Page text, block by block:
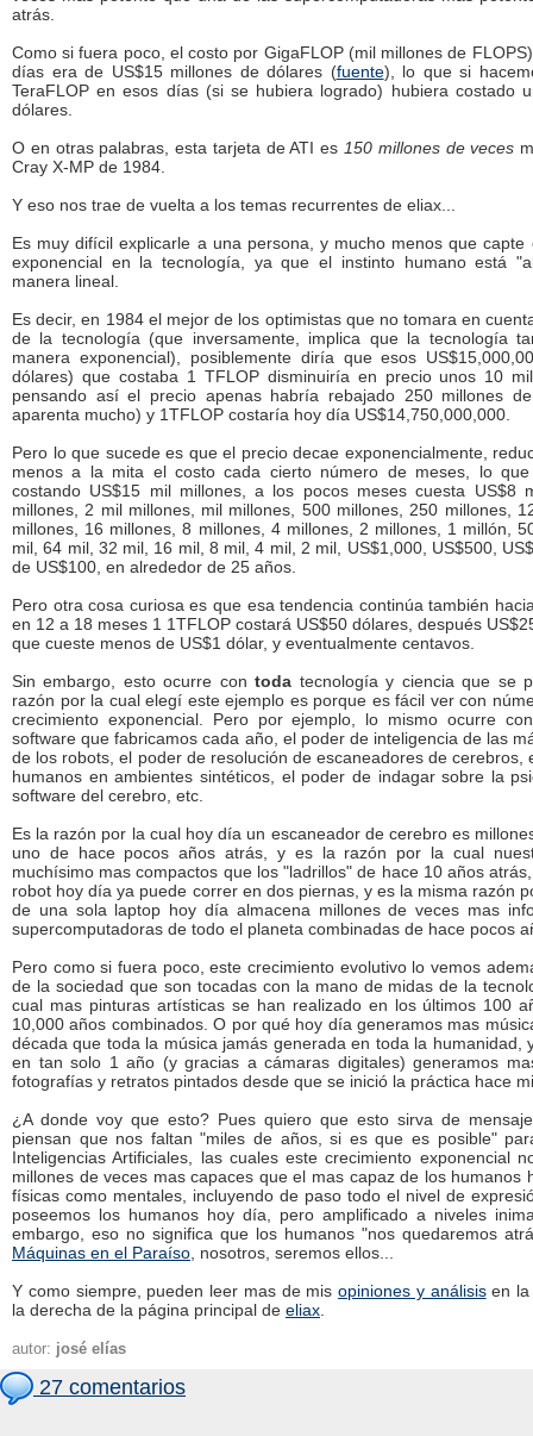
atrás.
Como si fuera poco, el costo por GigaFLOP (mil millones de
días era de US$15 millones de dólares (fuente), lo que si
TeraFLOP en esos días (si se hubiera logrado) hubiera costado
dólares.
O en otras palabras, esta tarjeta de ATI es 150 millones de veces
Cray X-MP de 1984.
Y eso nos trae de vuelta a los temas recurrentes de eliax...
Es muy difícil explicarle a una persona, y mucho menos que capte
exponencial en la tecnología, ya que el instinto humano está
manera lineal.
Es decir, en 1984 el mejor de los optimistas que no tomara en
de la tecnología (que inversamente, implica que la tecnología
manera exponencial), posiblemente diría que esos
dólares) que costaba 1 TFLOP disminuiría en precio unos 10
pensando así el precio apenas habría rebajado 250 millones
aparenta mucho) y 1TFLOP costaría hoy día US$14,750,000,000.
Pero lo que sucede es que el precio decae exponencialmente,
menos a la mita el costo cada cierto número de meses, lo
costando US$15 mil millones, a los pocos meses cuesta US$8
millones, 2 mil millones, mil millones, 500 millones, 250 millones,
millones, 16 millones, 8 millones, 4 millones, 2 millones, 1 millón,
mil, 64 mil, 32 mil, 16 mil, 8 mil, 4 mil, 2 mil, US$1,000, US$500,
de US$100, en alrededor de 25 años.
Pero otra cosa curiosa es que esa tendencia continúa también
en 12 a 18 meses 1 1TFLOP costará US$50 dólares, después
que cueste menos de US$1 dólar, y eventualmente centavos.
Sin embargo, esto ocurre contoda tecnología y ciencia que se
razón por la cual elegí este ejemplo es porque es fácil ver con
crecimiento exponencial. Pero por ejemplo, lo mismo ocurre
software que fabricamos cada año, el poder de inteligencia de las
de los robots, el poder de resolución de escaneadores de cerebros,
humanos en ambientes sintéticos, el poder de indagar sobre la
software del cerebro, etc.
Es la razón por la cual hoy día un escaneador de cerebro es
uno de hace pocos años atrás, y es la razón por la cual
muchísimo mas compactos que los "ladrillos" de hace 10 años
robot hoy día ya puede correr en dos piernas, y es la misma razón
de una sola laptop hoy día almacena millones de veces mas
supercomputadoras de todo el planeta combinadas de hace pocos
Pero como si fuera poco, este crecimiento evolutivo lo vemos
de la sociedad que son tocadas con la mano de midas de la
cual mas pinturas artísticas se han realizado en los últimos 100
10,000 años combinados. O por qué hoy día generamos mas
década que toda la música jamás generada en toda la humanidad,
en tan solo 1 año (y gracias a cámaras digitales) generamos
fotografías y retratos pintados desde que se inició la práctica hace
¿A donde voy que esto? Pues quiero que esto sirva de
piensan que nos faltan "miles de años, si es que es posible"
Inteligencias Artificiales, las cuales este crecimiento exponencial
millones de veces mas capaces que el mas capaz de los humanos
físicas como mentales, incluyendo de paso todo el nivel de
poseemos los humanos hoy día, pero amplificado a niveles
embargo, eso no significa que los humanos "nos quedaremos
Máquinas en el Paraíso , nosotros, seremos ellos...
Y como siempre, pueden leer mas de misopiniones y análisisen la
la derecha de la página principal de eliax
autor: josé elías
27 comentarios